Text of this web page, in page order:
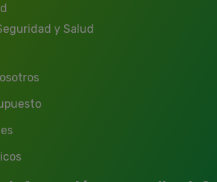
y Salud